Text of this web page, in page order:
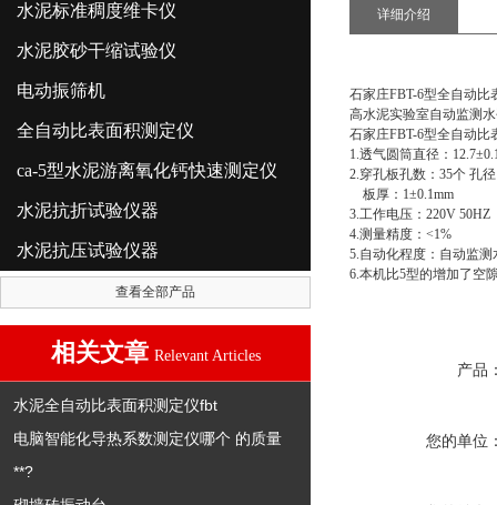
详细介绍
石家庄FBT-6型全自动比
高水泥实验室自动监测
石家庄FBT-6型全自动比
1.透气圆筒直径：
2.穿孔板孔数：35个 孔径
板厚：1±0.1mm
3.工作电压：220V 50HZ
4.测量精度：<1%
5.自动化程度：自动监
6.本机比5型的增加了空
产品
您的单位
水泥标准稠度维卡仪
水泥胶砂干缩试验仪
电动振筛机
全自动比表面积测定仪
ca-5型水泥游离氧化钙快速测定仪
水泥抗折试验仪器
水泥抗压试验仪器
查看全部产品
相关文章 Relevant Articles
水泥全自动比表面积测定仪fbt
电脑智能化导热系数测定仪哪个 的质量
**?